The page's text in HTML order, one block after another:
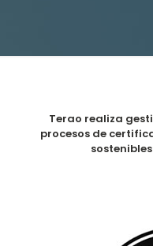
Terao realiza
procesos de